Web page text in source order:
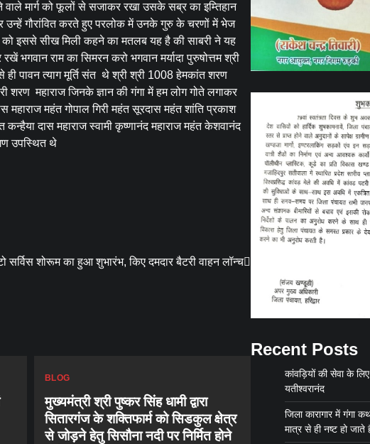
मार्ग को फूलों से सजाकर रखा उसके सब्र का इम्तिहान
उन्हें गौरांवित करते हुए परलोक में उनके गुरु के चरणों में भेज
को इससे सीख मिली कहने का मतलब यह है की साबरी ने यह
राम का सिमरन करो भगवान मर्यादा पुरुषोत्तम श्री
ही पावन त्याग मूर्ति संत थे श्री श्री 1008 हेमकांत शरण
शरण महाराज जिनके ज्ञान की गंगा में हम लोग गोते लगाकर
महाराज महंत गोपाल गिरी महंत सूरदास महंत शांति प्रकाश
कन्हैया दास महाराज स्वामी कृष्णानंद महाराज महंत केशवानंद
उपस्थित थे
सर्विस शोरूम का हुआ शुभारंभ, किए दमदार बैटरी वाहन लॉन्च
BLOG
मुख्यमंत्री श्री पुष्कर सिंह धामी द्वारा
सितारगंज के शक्तिफार्म को सिडकुल क्षेत्र
से जोड़ने हेतु सिसौना नदी पर निर्मित होने
Recent Posts
कांवड़ियों की सेवा के
यतीश्वरानंद
जिला कारागार में
मात्र से ही नष्ट हो